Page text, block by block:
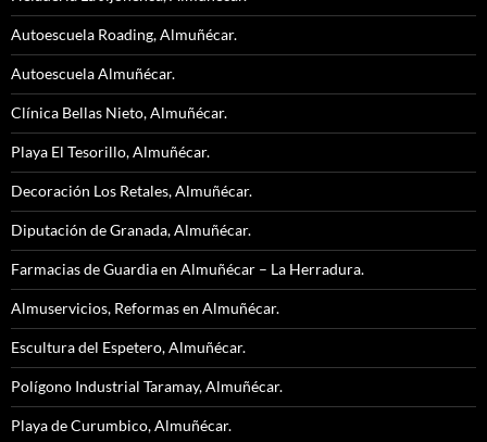
Autoescuela Roading, Almuñécar.
Autoescuela Almuñécar.
Clínica Bellas Nieto, Almuñécar.
Playa El Tesorillo, Almuñécar.
Decoración Los Retales, Almuñécar.
Diputación de Granada, Almuñécar.
Farmacias de Guardia en Almuñécar – La Herradura.
Almuservicios, Reformas en Almuñécar.
Escultura del Espetero, Almuñécar.
Polígono Industrial Taramay, Almuñécar.
Playa de Curumbico, Almuñécar.